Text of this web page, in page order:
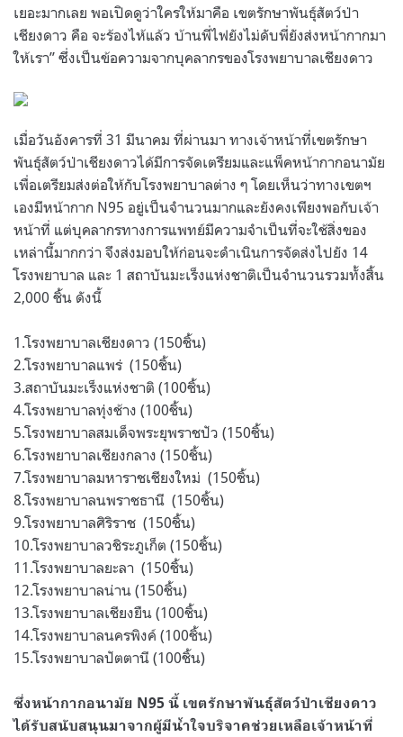
เยอะมากเลย พอเปิดดูว่าใครให้มาคือ เขตรักษาพันธุ์สัตว์ป่า
เชียงดาว คือ จะร้องไห้แล้ว บ้านพี่ไฟยังไม่ดับพี่ยังส่งหน้ากากมา
ให้เรา” ซึ่งเป็นข้อความจากบุคลากรของโรงพยาบาลเชียงดาว
เมื่อวันอังคารที่ 31 มีนาคม ที่ผ่านมา ทางเจ้าหน้าที่เขตรักษา
พันธุ์สัตว์ป่าเชียงดาวได้มีการจัดเตรียมและแพ็คหน้ากากอนามัย
เพื่อเตรียมส่งต่อให้กับโรงพยาบาลต่าง ๆ โดยเห็นว่าทางเขตฯ
เองมีหน้ากาก N95 อยู่เป็นจำนวนมากและยังคงเพียงพอกับเจ้า
หน้าที่ แต่บุคลากรทางการแพทย์มีความจำเป็นที่จะใช้สิ่งของ
เหล่านี้มากกว่า จึงส่งมอบให้ก่อนจะดำเนินการจัดส่งไปยัง 14
โรงพยาบาล และ 1 สถาบันมะเร็งแห่งชาติเป็นจำนวนรวมทั้งสิ้น
2,000 ชิ้น ดังนี้
1.โรงพยาบาลเชียงดาว (150ชิ้น)
2.โรงพยาบาลแพร่ (150ชิ้น)
3.สถาบันมะเร็งแห่งชาติ (100ชิ้น)
4.โรงพยาบาลทุ่งช้าง (100ชิ้น)
5.โรงพยาบาลสมเด็จพระยุพราชปัว (150ชิ้น)
6.โรงพยาบาลเชียงกลาง (150ชิ้น)
7.โรงพยาบาลมหาราชเชียงใหม่ (150ชิ้น)
8.โรงพยาบาลนพราชธานี (150ชิ้น)
9.โรงพยาบาลศิริราช (150ชิ้น)
10.โรงพยาบาลวชิระภูเก็ต (150ชิ้น)
11.โรงพยาบาลยะลา (150ชิ้น)
12.โรงพยาบาลน่าน (150ชิ้น)
13.โรงพยาบาลเชียงยืน (100ชิ้น)
14.โรงพยาบาลนครพิงค์ (100ชิ้น)
15.โรงพยาบาลปัตตานี (100ชิ้น)
ซึ่งหน้ากากอนามัย N95 นี้ เขตรักษาพันธุ์สัตว์ป่าเชียงดาว
ได้รับสนับสนุนมาจากผู้มีน้ำใจบริจาคช่วยเหลือเจ้าหน้าที่